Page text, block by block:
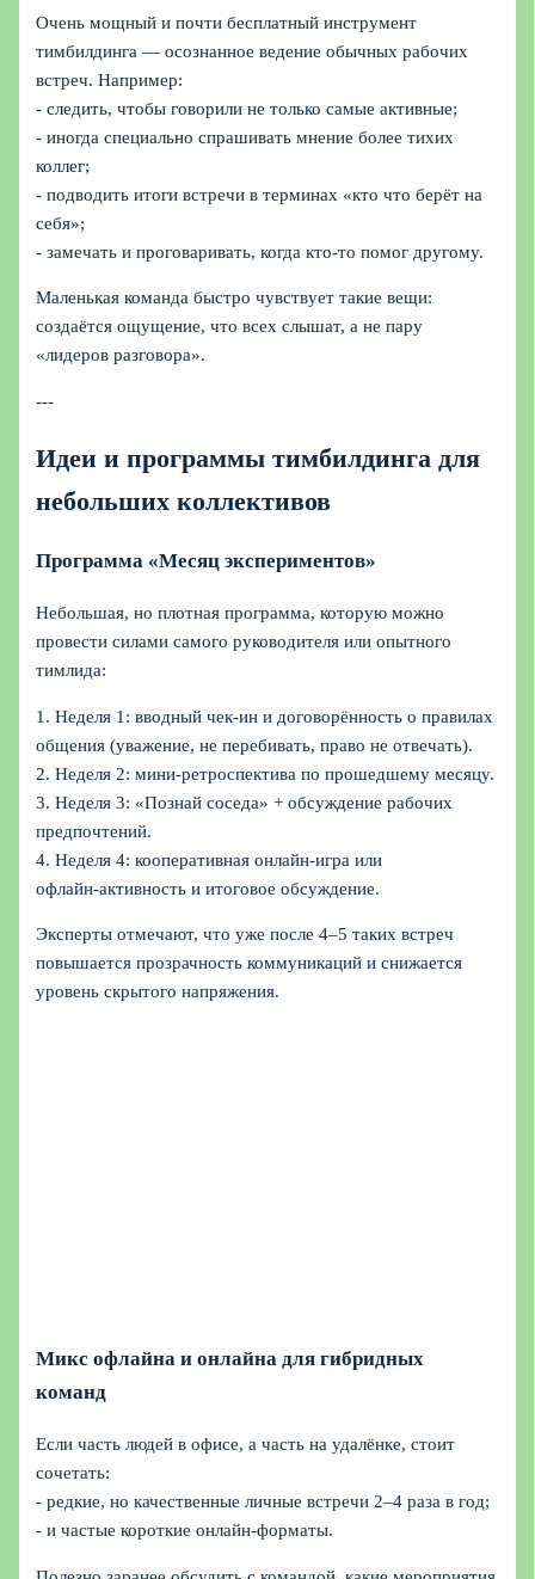
Очень мощный и почти бесплатный инструмент
тимбилдинга — осознанное ведение обычных рабочих
встреч. Например:
- следить, чтобы говорили не только самые активные;
- иногда специально спрашивать мнение более тихих
коллег;
- подводить итоги встречи в терминах «кто что берёт на
себя»;
- замечать и проговаривать, когда кто‑то помог другому.
Маленькая команда быстро чувствует такие вещи:
создаётся ощущение, что всех слышат, а не пару
«лидеров разговора».
---
Идеи и программы тимбилдинга для
небольших коллективов
Программа «Месяц экспериментов»
Небольшая, но плотная программа, которую можно
провести силами самого руководителя или опытного
тимлида:
1. Неделя 1: вводный чек‑ин и договорённость о правилах
общения (уважение, не перебивать, право не отвечать).
2. Неделя 2: мини‑ретроспектива по прошедшему месяцу.
3. Неделя 3: «Познай соседа» + обсуждение рабочих
предпочтений.
4. Неделя 4: кооперативная онлайн‑игра или
офлайн‑активность и итоговое обсуждение.
Эксперты отмечают, что уже после 4–5 таких встреч
повышается прозрачность коммуникаций и снижается
уровень скрытого напряжения.
Микс офлайна и онлайна для гибридных
команд
Если часть людей в офисе, а часть на удалёнке, стоит
сочетать:
- редкие, но качественные личные встречи 2–4 раза в год;
- и частые короткие онлайн‑форматы.